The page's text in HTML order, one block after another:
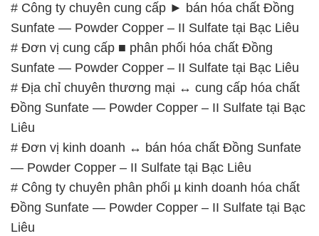
# Công ty chuyên cung cấp ► bán hóa chất Đồng
Sunfate — Powder Copper – II Sulfate tại Bạc Liêu
# Đơn vị cung cấp ■ phân phối hóa chất Đồng
Sunfate — Powder Copper – II Sulfate tại Bạc Liêu
# Địa chỉ chuyên thương mại ↔ cung cấp hóa chất
Đồng Sunfate — Powder Copper – II Sulfate tại Bạc
Liêu
# Đơn vị kinh doanh ↔ bán hóa chất Đồng Sunfate
— Powder Copper – II Sulfate tại Bạc Liêu
# Công ty chuyên phân phối µ kinh doanh hóa chất
Đồng Sunfate — Powder Copper – II Sulfate tại Bạc
Liêu